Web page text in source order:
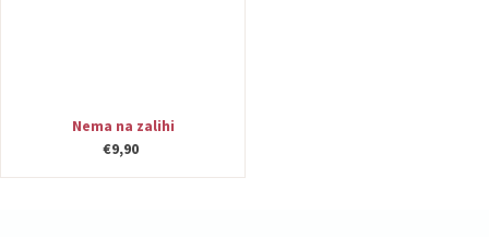
Nema na zalihi
€9,90